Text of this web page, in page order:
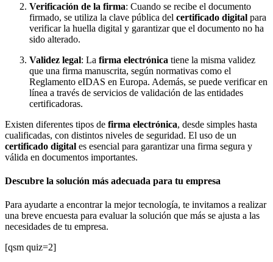
Verificación de la firma: Cuando se recibe el documento
firmado, se utiliza la clave pública del certificado digital para
verificar la huella digital y garantizar que el documento no ha
sido alterado.
Validez legal: La firma electrónica tiene la misma validez
que una firma manuscrita, según normativas como el
Reglamento eIDAS en Europa. Además, se puede verificar en
línea a través de servicios de validación de las entidades
certificadoras.
Existen diferentes tipos de firma electrónica, desde simples hasta
cualificadas, con distintos niveles de seguridad. El uso de un
certificado digital es esencial para garantizar una firma segura y
válida en documentos importantes.
Descubre la solución más adecuada para tu empresa
Para ayudarte a encontrar la mejor tecnología, te invitamos a realizar
una breve encuesta para evaluar la solución que más se ajusta a las
necesidades de tu empresa.
[qsm quiz=2]